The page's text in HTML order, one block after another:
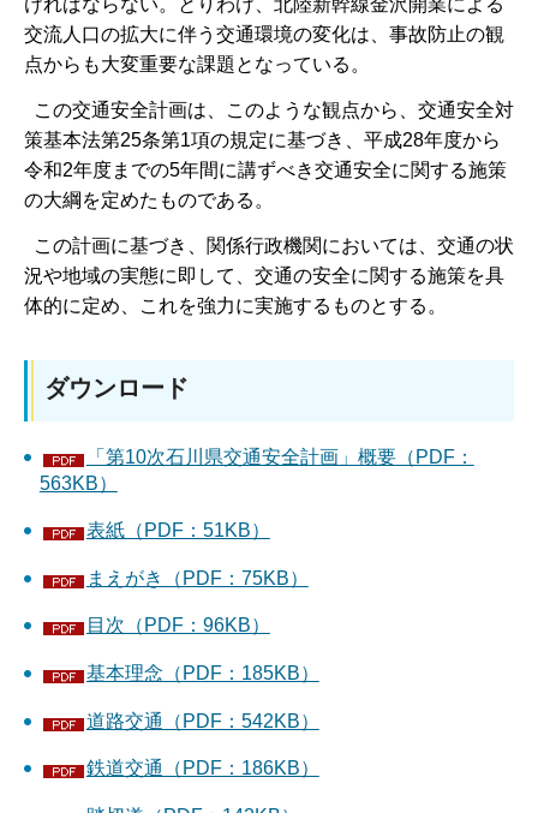
ければならない。とりわけ、北陸新幹線金沢開業による
交流人口の拡大に伴う交通環境の変化は、事故防止の観
点からも大変重要な課題となっている。
この交通安全計画は、このような観点から、交通安全対
策基本法第25条第1項の規定に基づき、平成28年度から
令和2年度までの5年間に講ずべき交通安全に関する施策
の大綱を定めたものである。
この計画に基づき、関係行政機関においては、交通の状
況や地域の実態に即して、交通の安全に関する施策を具
体的に定め、これを強力に実施するものとする。
ダウンロード
「第10次石川県交通安全計画」概要（PDF：
563KB）
表紙（PDF：51KB）
まえがき（PDF：75KB）
目次（PDF：96KB）
基本理念（PDF：185KB）
道路交通（PDF：542KB）
鉄道交通（PDF：186KB）